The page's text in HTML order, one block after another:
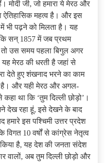
मोदी जी, जो हमारा ये मेरठ और
ऐतिहासिक महत्व है। और इस
भी पढ़ने को मिलता है। यह
कि सन् 1857 में जब प्रथम
तो उस समय पहला बिगुल अगर
यह मेरठ की धरती है जहां से
देते हुए शंखनाद भरने का काम
है। और यही मेरठ और अगल-
था कि ‘तुम दिल्ली छोड़ो’।
देख रहा हूं, इसे देखने के बाद
इस पश्चिमी उत्तर प्रदेश
विगत 10 वर्षों से कांग्रेस नेतृत्व
है, यह देश की जनता संदेश
वालों, अब तुम दिल्ली छोड़ो और